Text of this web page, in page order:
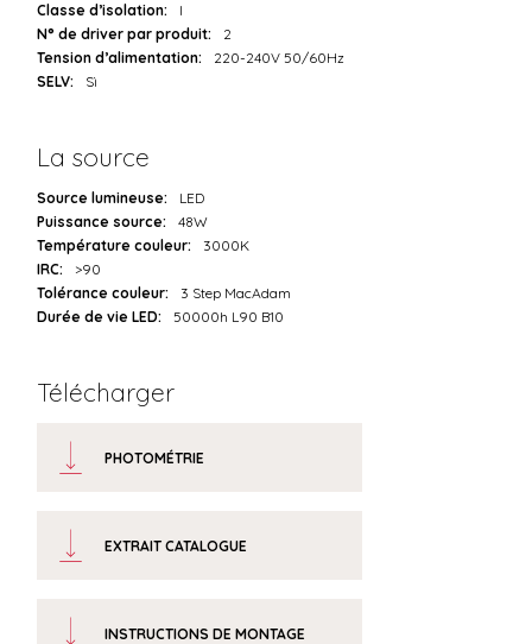
Classe d’isolation:
I
N° de driver par produit:
2
Tension d’alimentation:
220-240V 50/60Hz
SELV:
Sì
La source
Source lumineuse:
LED
Puissance source:
48W
Température couleur:
3000K
IRC:
>90
Tolérance couleur:
3 Step MacAdam
Durée de vie LED:
50000h L90 B10
Télécharger
PHOTOMÉTRIE
EXTRAIT CATALOGUE
INSTRUCTIONS DE MONTAGE